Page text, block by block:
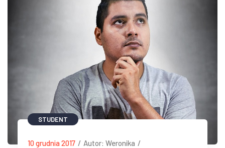
STUDENT
10 grudnia 2017 / Autor: Weronika /